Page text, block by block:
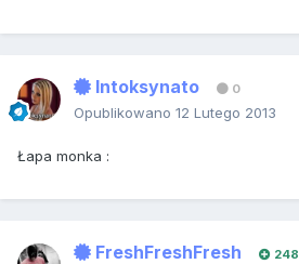
Intoksynato 0
Opublikowano 12 Lutego 2013
Łapa monka :
FreshFreshFresh 248